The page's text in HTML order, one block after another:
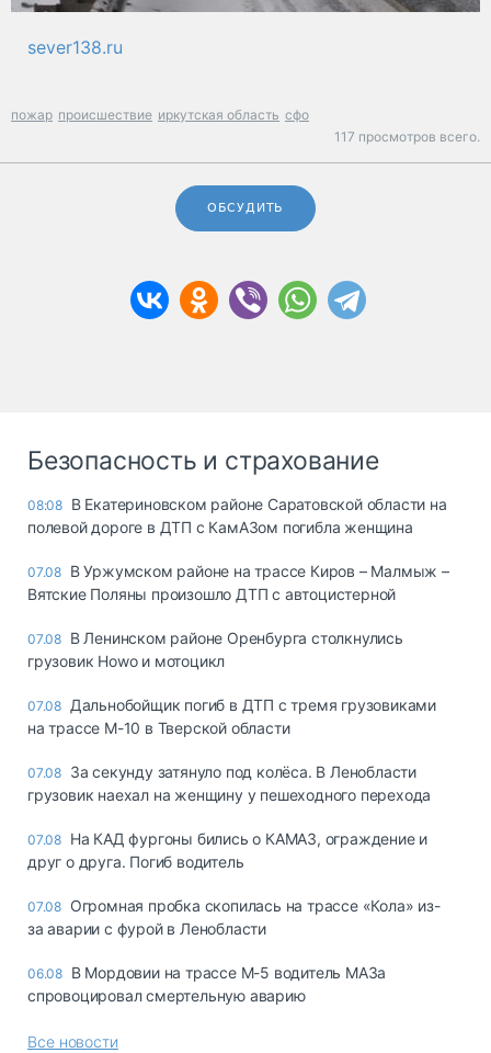
sever138.ru
пожар происшествие иркутская область сфо
117 просмотров всего.
ОБСУДИТЬ
Безопасность и страхование
08:08 В Екатериновском районе Саратовской области на
полевой дороге в ДТП с КамАЗом погибла женщина
07.08 В Уржумском районе на трассе Киров – Малмыж –
Вятские Поляны произошло ДТП с автоцистерной
07.08 В Ленинском районе Оренбурга столкнулись
грузовик Howo и мотоцикл
07.08 Дальнобойщик погиб в ДТП с тремя грузовиками
на трассе М-10 в Тверской области
07.08 За секунду затянуло под колёса. В Ленобласти
грузовик наехал на женщину у пешеходного перехода
07.08 На КАД фургоны бились о КАМАЗ, ограждение и
друг о друга. Погиб водитель
07.08 Огромная пробка скопилась на трассе «Кола» из-
за аварии с фурой в Ленобласти
06.08 В Мордовии на трассе М-5 водитель МАЗа
спровоцировал смертельную аварию
Все новости